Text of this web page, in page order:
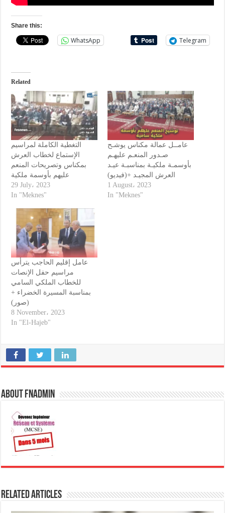
Share this:
WhatsApp Telegram
Related
التغطية الكاملة لمراسيم
الإستماع لخطاب العرش
بمكناس وتصريحات المنعم
عليهم بأوسمة ملكية
29 July، 2023
In "Meknes"
عامــل عمالة مكناس يوشـح
صـدور المنعـم عليهـم
بأوسمـة ملكيـة بمناسبـة عيـد
العرش المجيـد +(فيديو)
1 August، 2023
In "Meknes"
عامل إقليم الحاجب يترأس
مراسيم حفل الإنصات
للخطاب الملكي السامي
بمناسبة المسيرة الخضراء +
(صور)
8 November، 2023
In "El-Hajeb"
About fnadmin
Related Articles